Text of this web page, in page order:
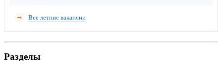
Все летние вакансии
Разделы